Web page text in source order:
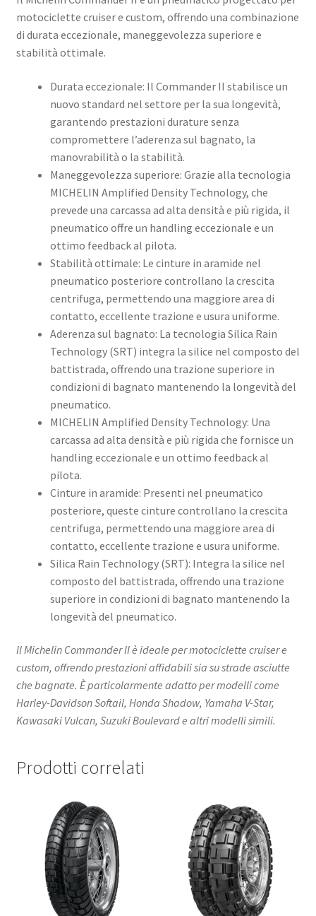
motociclette cruiser e custom, offrendo una combinazione
di durata eccezionale, maneggevolezza superiore e
stabilità ottimale.
Durata eccezionale: Il Commander II stabilisce un
nuovo standard nel settore per la sua longevità,
garantendo prestazioni durature senza
compromettere l’aderenza sul bagnato, la
manovrabilità o la stabilità.
Maneggevolezza superiore: Grazie alla tecnologia
MICHELIN Amplified Density Technology, che
prevede una carcassa ad alta densità e più rigida, il
pneumatico offre un handling eccezionale e un
ottimo feedback al pilota.
Stabilità ottimale: Le cinture in aramide nel
pneumatico posteriore controllano la crescita
centrifuga, permettendo una maggiore area di
contatto, eccellente trazione e usura uniforme.
Aderenza sul bagnato: La tecnologia Silica Rain
Technology (SRT) integra la silice nel composto del
battistrada, offrendo una trazione superiore in
condizioni di bagnato mantenendo la longevità del
pneumatico.
MICHELIN Amplified Density Technology: Una
carcassa ad alta densità e più rigida che fornisce un
handling eccezionale e un ottimo feedback al
pilota.
Cinture in aramide: Presenti nel pneumatico
posteriore, queste cinture controllano la crescita
centrifuga, permettendo una maggiore area di
contatto, eccellente trazione e usura uniforme.
Silica Rain Technology (SRT): Integra la silice nel
composto del battistrada, offrendo una trazione
superiore in condizioni di bagnato mantenendo la
longevità del pneumatico.
Il Michelin Commander II è ideale per motociclette cruiser e
custom, offrendo prestazioni affidabili sia su strade asciutte
che bagnate. È particolarmente adatto per modelli come
Harley-Davidson Softail, Honda Shadow, Yamaha V-Star,
Kawasaki Vulcan, Suzuki Boulevard e altri modelli simili.
Prodotti correlati